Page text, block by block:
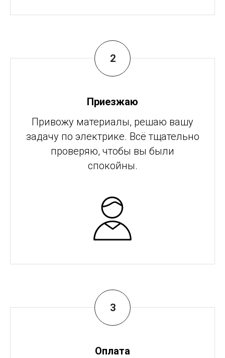
Приезжаю
Привожу материалы, решаю вашу
задачу по электрике. Всё тщательно
проверяю, чтобы вы были
спокойны.
Оплата